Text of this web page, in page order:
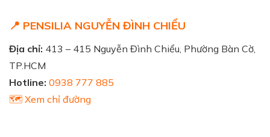
📍 PENSILIA NGUYỄN ĐÌNH CHIỂU
Địa chỉ: 413 – 415 Nguyễn Đình Chiểu, Phường Bàn Cờ,
TP.HCM
Hotline: 0938 777 885
🗺️ Xem chỉ đường